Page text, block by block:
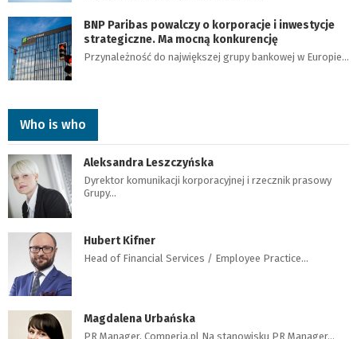
BNP Paribas powalczy o korporacje i inwestycje
strategiczne. Ma mocną konkurencję
Przynależność do największej grupy bankowej w Europie…
Who is who
Aleksandra Leszczyńska
Dyrektor komunikacji korporacyjnej i rzecznik prasowy
Grupy…
Hubert Kifner
Head of Financial Services / Employee Practice…
Magdalena Urbańska
PR Manager, Comperia.pl Na stanowisku PR Manager…